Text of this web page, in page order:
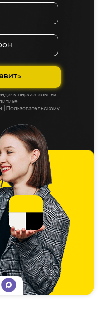
персональных
Пользовательскому